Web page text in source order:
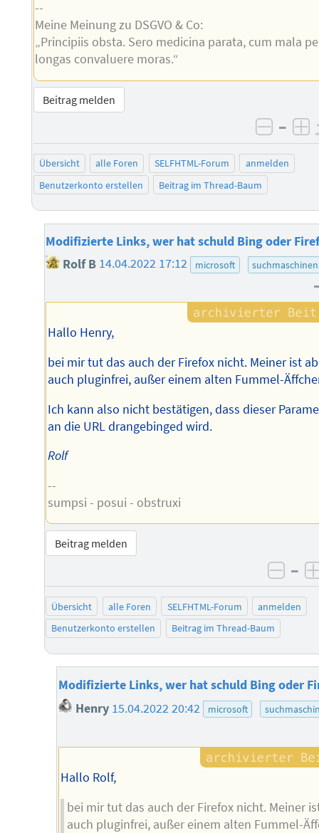
--
Meine Meinung zu DSGVO & Co:
„Principiis obsta. Sero medicina parata, cum mala
longas convaluere moras.“
Beitrag melden
–
Übersicht alle Foren SELFHTML-Forum
anmelden
Benutzerkonto erstellen
Beitrag im Thread-Baum
Modifizierte Links, wer hat schuld Bing oder
Rolf B 14.04.2022 17:12 microsoft suchmaschinen
Hallo Henry,
bei mir tut das auch der Firefox nicht. Meiner ist
auch pluginfrei, außer einem alten Fummel-
Ich kann also nicht bestätigen, dass dieser
an die URL drangebinged wird.
Rolf
--
sumpsi - posui - obstruxi
Beitrag melden
–
Übersicht alle Foren SELFHTML-Forum
anmelden
Benutzerkonto erstellen
Beitrag im Thread-Baum
Modifizierte Links, wer hat schuld Bing oder
Henry 15.04.2022 20:42 microsoft
Hallo Rolf,
bei mir tut das auch der Firefox nicht. Meiner
auch pluginfrei, außer einem alten Fummel-